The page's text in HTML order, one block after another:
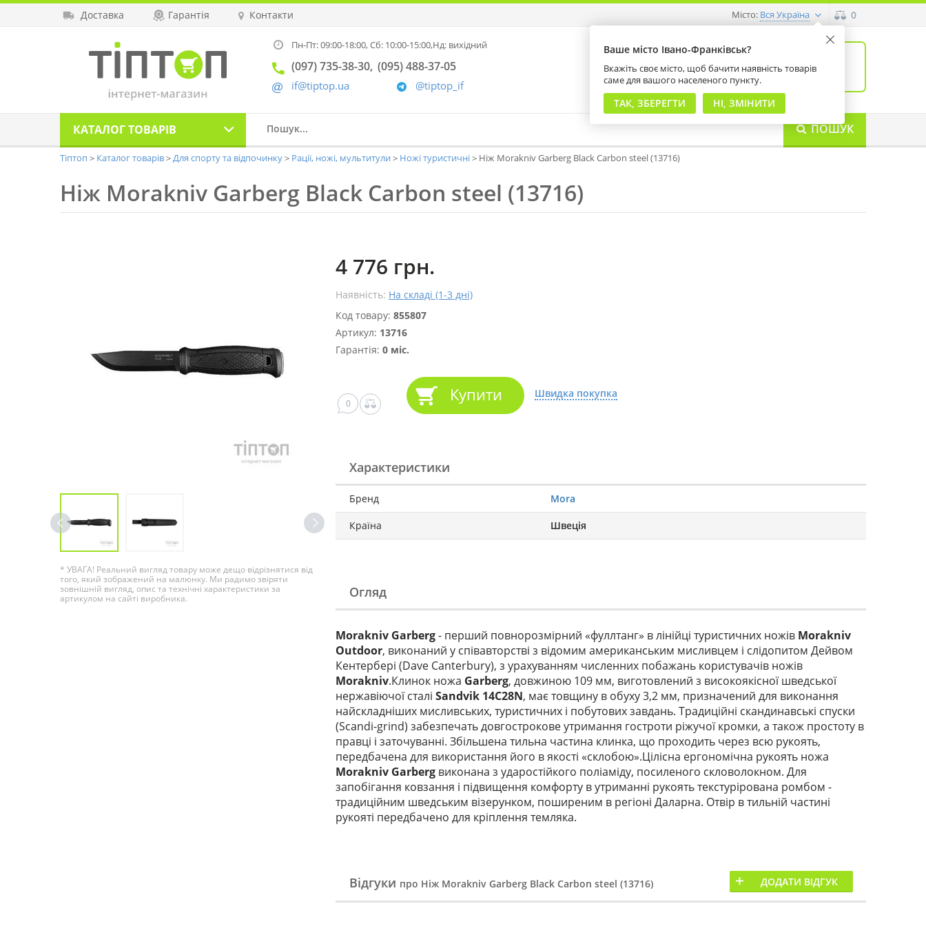
Доставка Гарантія Контакти
Ваше місто Івано-Франківськ?
Вкажіть своє місто, щоб бачити наявність товарів
саме для вашого населеного пункту.
ТАК, ЗБЕРЕГТИ НІ, ЗМІНИТИ
Місто: Вся Україна 0
Пн-Пт: 09:00-18:00,Сб: 10:00-15:00,Нд: вихідний
(097) 735-38-30 (095) 488-37-05
@tiptop_if
if@tiptop.ua
0
на суму 0 грн
КАТАЛОГТОВАРІВ ПОШУК
Тіптоп Каталог товарів Для спорту та відпочинку Рації, ножі, мультитули Ножі туристичні Ніж Morakniv Garberg Black Carbon steel (13716)
Ніж Morakniv Garberg Black Carbon steel (13716)
* УВАГА! Реальний вигляд товару може дещо відрізнятися від
того, який зображений на малюнку. Ми радимо звіряти
зовнішній вигляд, опис та технічні характеристики за
артикулом на сайті виробника.
4 776 грн.
Наявність: На складі (1-3 дні)
Код товару: 855807
Артикул: 13716
Гарантія: 0 міс.
0 Купити Швидка покупка
Характеристики
Бренд Mora
Країна Швеція
Огляд
Morakniv Garberg- перший повнорозмірний «фуллтанг» в лінійці туристичних ножів Morakniv
Outdoor, виконаний у співавторстві з відомим американським мисливцем і слідопитом Дейвом
Кентербері (Dave Canterbury), з урахуванням численних побажань користувачів ножів
Morakniv.Клинок ножа Garberg, довжиною 109 мм, виготовлений з високоякісної шведської
нержавіючої сталі Sandvik 14C28N, має товщину в обуху 3,2 мм, призначений для виконання
найскладніших мисливських, туристичних і побутових завдань. Традиційні скандинавські спуски
(Scandi-grind) забезпечать довгострокове утримання гостроти ріжучої кромки, а також простоту в
правці і заточуванні. Збільшена тильна частина клинка, що проходить через всю рукоять,
передбачена для використання його в якості «склобою».Цілісна ергономічна рукоять ножа
Morakniv Garberg виконана з ударостійкого поліаміду, посиленого скловолокном. Для
запобігання ковзання і підвищення комфорту в утриманні рукоять текстурірована ромбом -
традиційним шведським візерунком, поширеним в регіоні Даларна. Отвір в тильній частині
рукояті передбачено для кріплення темляка.
ДОДАТИ ВІДГУК
Відгуки про Ніж Morakniv Garberg Black Carbon steel (13716)